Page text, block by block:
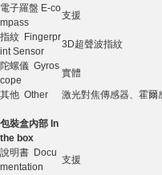
電子羅盤 E-co
mpass
支援
指紋 Fingerpr
int Sensor
3D超聲波指紋
陀螺儀 Gyros
cope
實體
其他 Other
激光對焦傳感器、霍爾
包裝盒內部 In
the box
說明書 Docu
mentation
支援